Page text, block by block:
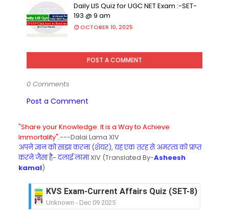
Daily LIS Quiz for UGC NET Exam :-SET-
193 @ 9 am
OCTOBER 10, 2025
POST A COMMENT
0 Comments
Post a Comment
"Share your Knowledge. It is a Way to Achieve
Immortality".---Dalai Lama XIV
अपने ज्ञान को साझा करना (शेयर), यह एक तरह से अमरत्व को प्राप्त
करने जैसा है- दलाई लामाXIV (Translated By-Asheesh
kamal)
KVS Exam-Current Affairs Quiz (SET-8) in
Unknown - Dec 09 2025